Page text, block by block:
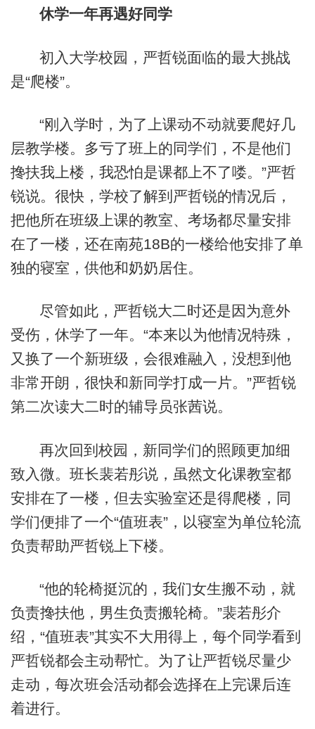
休学一年再遇好同学
初入大学校园，严哲锐面临的最大挑战
是“爬楼”。
“刚入学时，为了上课动不动就要爬好几
层教学楼。多亏了班上的同学们，不是他们
搀扶我上楼，我恐怕是课都上不了喽。”严哲
锐说。很快，学校了解到严哲锐的情况后，
把他所在班级上课的教室、考场都尽量安排
在了一楼，还在南苑18B的一楼给他安排了单
独的寝室，供他和奶奶居住。
尽管如此，严哲锐大二时还是因为意外
受伤，休学了一年。“本来以为他情况特殊，
又换了一个新班级，会很难融入，没想到他
非常开朗，很快和新同学打成一片。”严哲锐
第二次读大二时的辅导员张茜说。
再次回到校园，新同学们的照顾更加细
致入微。班长裴若彤说，虽然文化课教室都
安排在了一楼，但去实验室还是得爬楼，同
学们便排了一个“值班表”，以寝室为单位轮流
负责帮助严哲锐上下楼。
“他的轮椅挺沉的，我们女生搬不动，就
负责搀扶他，男生负责搬轮椅。”裴若彤介
绍，“值班表”其实不大用得上，每个同学看到
严哲锐都会主动帮忙。为了让严哲锐尽量少
走动，每次班会活动都会选择在上完课后连
着进行。